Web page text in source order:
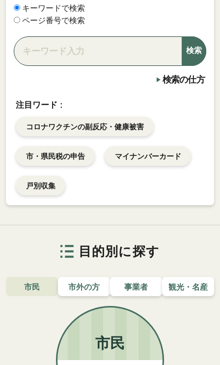
キーワードで検索
ページ番号で検索
検索の仕方
注目ワード :
コロナワクチンの副反応・健康被害
市・県民税の申告 マイナンバーカード
戸別収集
目的別に探す
市民
市民
市外の方 事業者 観光・名産